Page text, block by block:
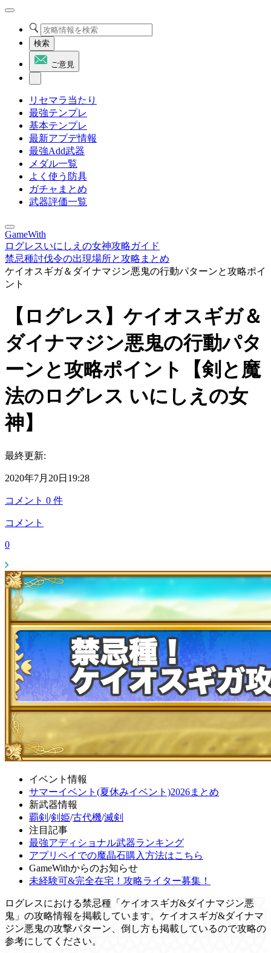
検索
ご意見
リセマラ当たり
最強テンプレ
基本テンプレ
最新アプデ情報
最強Add武器
メダル一覧
よく使う防具
ガチャまとめ
武器評価一覧
GameWith
ログレスいにしえの女神攻略ガイド
禁忌種討伐令の出現場所と攻略まとめ
ケイオスギガ＆ダイナマジン悪鬼の行動パターンと攻略ポイ
ント
【ログレス】ケイオスギガ＆
ダイナマジン悪鬼の行動パタ
ーンと攻略ポイント【剣と魔
法のログレス いにしえの女
神】
最終更新:
2020年7月20日19:28
コメント 0 件
コメント
0
イベント情報
サマーイベント(夏休みイベント)2026まとめ
新武器情報
覇剣 /剣姫/古代機/滅剣
注目記事
最強アディショナル武器ランキング
アプリペイでの魔晶石購入方法はこちら
GameWithからのお知らせ
未経験可&完全在宅！攻略ライター募集！
ログレスにおける禁忌種「ケイオスギガ&ダイナマジン悪
鬼」の攻略情報を掲載しています。ケイオスギガ&ダイナマ
ジン悪鬼の攻撃パターン、倒し方も掲載しているので攻略の
参考にしてください。